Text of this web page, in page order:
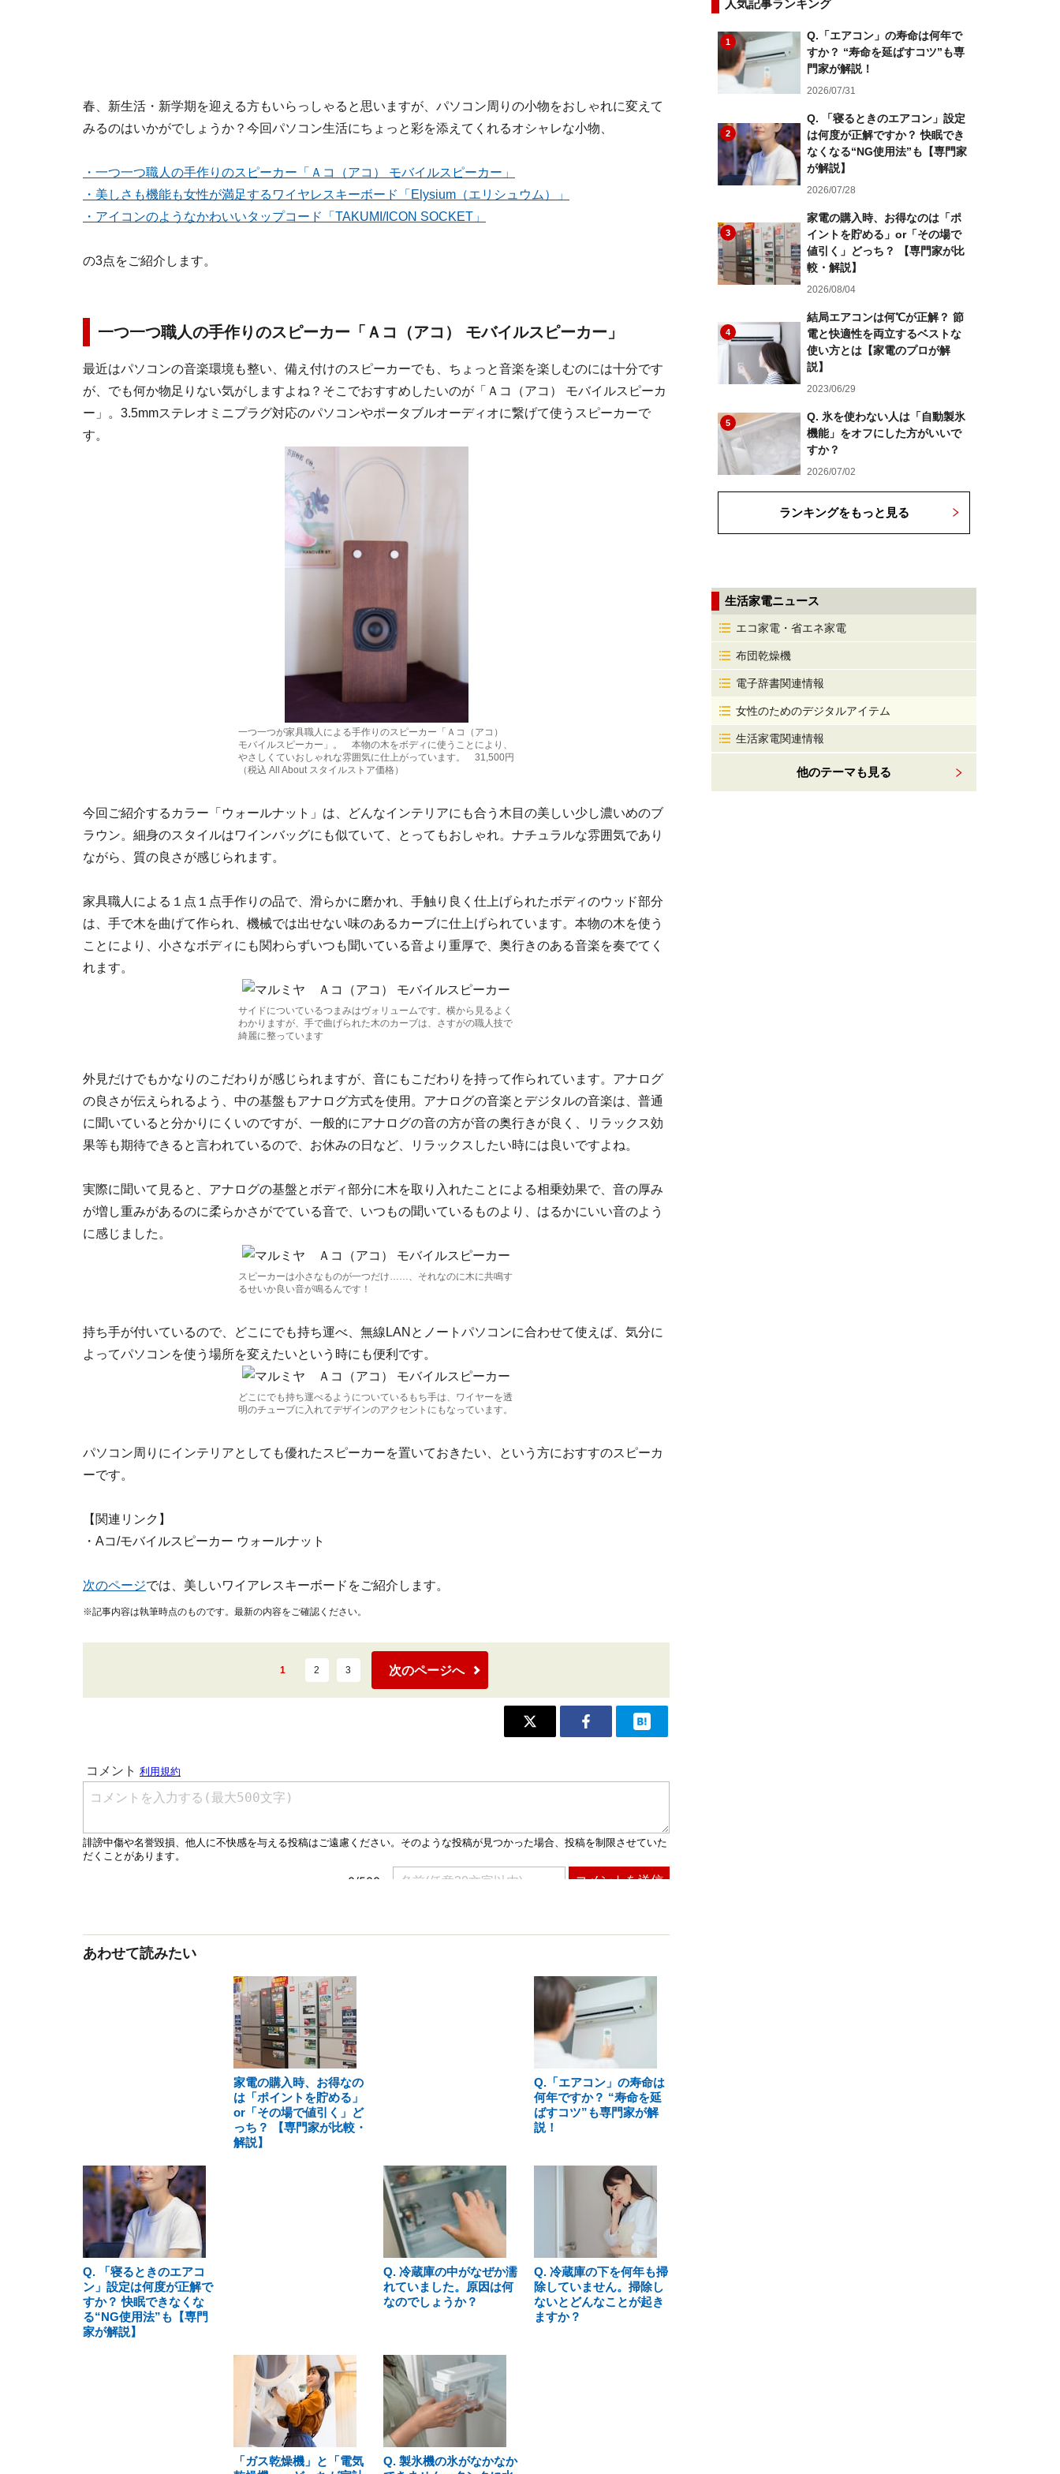
春、新生活・新学期を迎える方もいらっしゃると思いますが、パソコン周りの小物をおしゃれに変えて
みるのはいかがでしょうか？今回パソコン生活にちょっと彩を添えてくれるオシャレな小物、
・一つ一つ職人の手作りのスピーカー「Ａコ（アコ） モバイルスピーカー」
・美しさも機能も女性が満足するワイヤレスキーボード「Elysium（エリシュウム）」
・アイコンのようなかわいいタップコード「TAKUMI/ICON SOCKET」
の3点をご紹介します。
一つ一つ職人の手作りのスピーカー「Ａコ（アコ） モバイルスピーカー」
最近はパソコンの音楽環境も整い、備え付けのスピーカーでも、ちょっと音楽を楽しむのには十分です
が、でも何か物足りない気がしますよね？そこでおすすめしたいのが「Ａコ（アコ） モバイルスピーカ
ー」。3.5mmステレオミニプラグ対応のパソコンやポータブルオーディオに繋げて使うスピーカーで
す。
一つ一つが家具職人による手作りのスピーカー「Ａコ（アコ）
モバイルスピーカー」。 本物の木をボディに使うことにより、
やさしくていおしゃれな雰囲気に仕上がっています。 31,500円
（税込 All About スタイルストア価格）
今回ご紹介するカラー「ウォールナット」は、どんなインテリアにも合う木目の美しい少し濃いめのブ
ラウン。細身のスタイルはワインバッグにも似ていて、とってもおしゃれ。ナチュラルな雰囲気であり
ながら、質の良さが感じられます。
家具職人による１点１点手作りの品で、滑らかに磨かれ、手触り良く仕上げられたボディのウッド部分
は、手で木を曲げて作られ、機械では出せない味のあるカーブに仕上げられています。本物の木を使う
ことにより、小さなボディにも関わらずいつも聞いている音より重厚で、奥行きのある音楽を奏でてく
れます。
サイドについているつまみはヴォリュームです。横から見るよく
わかりますが、手で曲げられた木のカーブは、さすがの職人技で
綺麗に整っています
外見だけでもかなりのこだわりが感じられますが、音にもこだわりを持って作られています。アナログ
の良さが伝えられるよう、中の基盤もアナログ方式を使用。アナログの音楽とデジタルの音楽は、普通
に聞いていると分かりにくいのですが、一般的にアナログの音の方が音の奥行きが良く、リラックス効
果等も期待できると言われているので、お休みの日など、リラックスしたい時には良いですよね。
実際に聞いて見ると、アナログの基盤とボディ部分に木を取り入れたことによる相乗効果で、音の厚み
が増し重みがあるのに柔らかさがでている音で、いつもの聞いているものより、はるかにいい音のよう
に感じました。
スピーカーは小さなものが一つだけ……、それなのに木に共鳴す
るせいか良い音が鳴るんです！
持ち手が付いているので、どこにでも持ち運べ、無線LANとノートパソコンに合わせて使えば、気分に
よってパソコンを使う場所を変えたいという時にも便利です。
どこにでも持ち運べるようについているもち手は、ワイヤーを透
明のチューブに入れてデザインのアクセントにもなっています。
パソコン周りにインテリアとしても優れたスピーカーを置いておきたい、という方におすすのスピーカ
ーです。
【関連リンク】
・Aコ/モバイルスピーカー ウォールナット
次のページでは、美しいワイアレスキーボードをご紹介します。
※記事内容は執筆時点のものです。最新の内容をご確認ください。
1 2 3 次のページへ
あわせて読みたい
家電の購入時、お得なの
は「ポイントを貯める」
or「その場で値引く」ど
っち？ 【専門家が比較・
解説】
Q.「エアコン」の寿命は
何年ですか？ “寿命を延
ばすコツ”も専門家が解
説！
Q. 「寝るときのエアコ
ン」設定は何度が正解で
すか？ 快眠できなくな
る“NG使用法”も【専門
家が解説】
Q. 冷蔵庫の中がなぜか濡
れていました。原因は何
なのでしょうか？
Q. 冷蔵庫の下を何年も掃
除していません。掃除し
ないとどんなことが起き
ますか？
「ガス乾燥機」と「電気
Q. 製氷機の氷がなかなか
人気記事ランキング
1
Q.「エアコン」の寿命は何年で
すか？ “寿命を延ばすコツ”も専
門家が解説！
2026/07/31
2
Q. 「寝るときのエアコン」設定
は何度が正解ですか？ 快眠でき
なくなる“NG使用法”も【専門家
が解説】
2026/07/28
3
家電の購入時、お得なのは「ポ
イントを貯める」or「その場で
値引く」どっち？ 【専門家が比
較・解説】
2026/08/04
4
結局エアコンは何℃が正解？ 節
電と快適性を両立するベストな
使い方とは【家電のプロが解
説】
2023/06/29
5
Q. 氷を使わない人は「自動製氷
機能」をオフにした方がいいで
すか？
2026/07/02
ランキングをもっと見る
生活家電ニュース
エコ家電・省エネ家電
布団乾燥機
電子辞書関連情報
女性のためのデジタルアイテム
生活家電関連情報
他のテーマも見る